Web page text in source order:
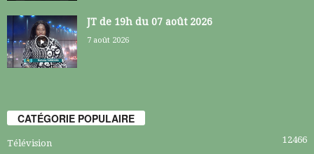
JT de 19h du 07 août 2026
7 août 2026
CATÉGORIE POPULAIRE
Télévision 12466